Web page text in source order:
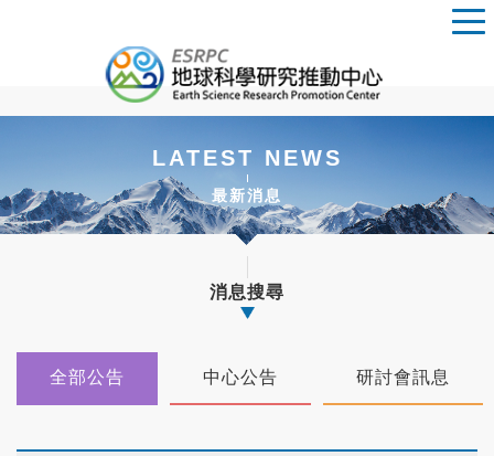
LATEST NEWS
最新消息
消息搜尋
全部公告 中心公告 研討會訊息